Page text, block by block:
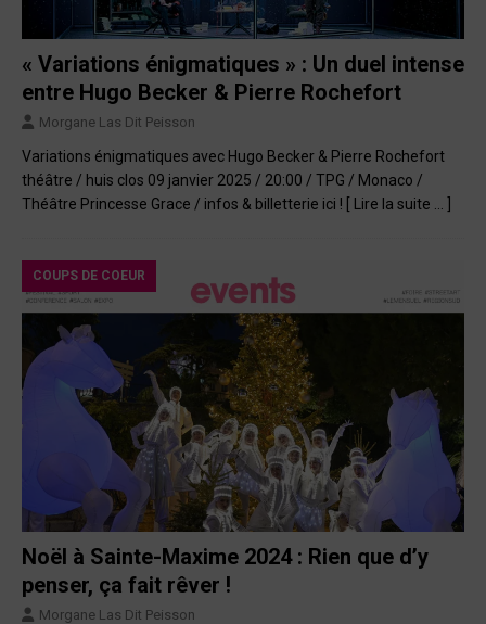
« Variations énigmatiques » : Un duel intense
entre Hugo Becker & Pierre Rochefort
Morgane Las Dit Peisson
Variations énigmatiques avec Hugo Becker & Pierre Rochefort
théâtre / huis clos 09 janvier 2025 / 20:00 / TPG / Monaco /
Théâtre Princesse Grace / infos & billetterie ici !
[ Lire la suite … ]
COUPS DE COEUR
Noël à Sainte-Maxime 2024 : Rien que d’y
penser, ça fait rêver !
Morgane Las Dit Peisson